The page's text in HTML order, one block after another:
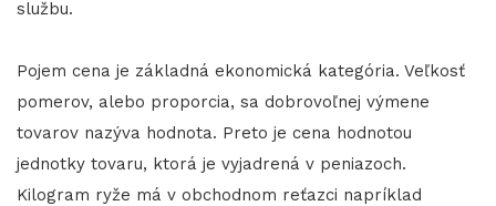
službu.
Pojem cena je základná ekonomická kategória. Veľkosť
pomerov, alebo proporcia, sa dobrovoľnej výmene
tovarov nazýva hodnota. Preto je cena hodnotou
jednotky tovaru, ktorá je vyjadrená v peniazoch.
Kilogram ryže má v obchodnom reťazci napríklad